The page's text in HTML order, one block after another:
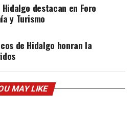
Hidalgo destacan en Foro
y Turismo
de Hidalgo honran la
MAY LIKE